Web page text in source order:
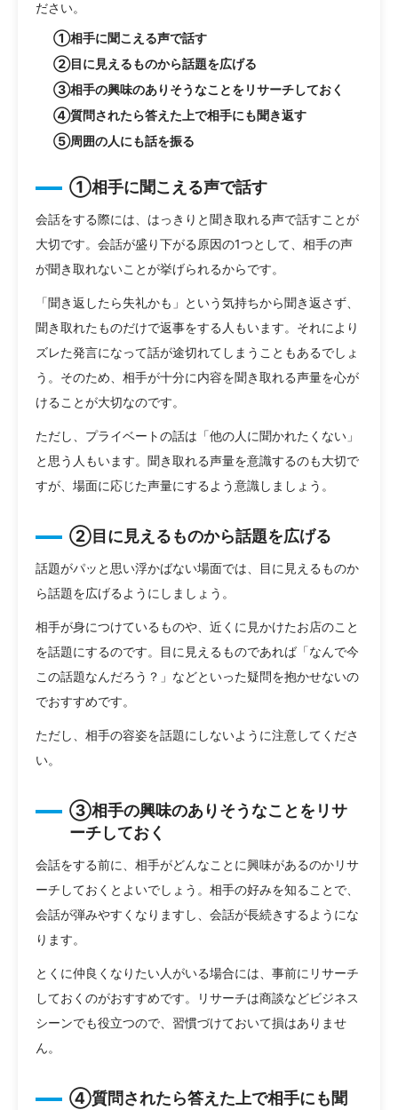
ださい。
①相手に聞こえる声で話す
②目に見えるものから話題を広げる
③相手の興味のありそうなことをリサーチしておく
④質問されたら答えた上で相手にも聞き返す
⑤周囲の人にも話を振る
①相手に聞こえる声で話す
会話をする際には、はっきりと聞き取れる声で話すことが
大切です。会話が盛り下がる原因の1つとして、相手の声
が聞き取れないことが挙げられるからです。
「聞き返したら失礼かも」という気持ちから聞き返さず、
聞き取れたものだけで返事をする人もいます。それにより
ズレた発言になって話が途切れてしまうこともあるでしょ
う。そのため、相手が十分に内容を聞き取れる声量を心が
けることが大切なのです。
ただし、プライベートの話は「他の人に聞かれたくない」
と思う人もいます。聞き取れる声量を意識するのも大切で
すが、場面に応じた声量にするよう意識しましょう。
②目に見えるものから話題を広げる
話題がパッと思い浮かばない場面では、目に見えるものか
ら話題を広げるようにしましょう。
相手が身につけているものや、近くに見かけたお店のこと
を話題にするのです。目に見えるものであれば「なんで今
この話題なんだろう？」などといった疑問を抱かせないの
でおすすめです。
ただし、相手の容姿を話題にしないように注意してくださ
い。
③相手の興味のありそうなことをリサ
ーチしておく
会話をする前に、相手がどんなことに興味があるのかリサ
ーチしておくとよいでしょう。相手の好みを知ることで、
会話が弾みやすくなりますし、会話が長続きするようにな
ります。
とくに仲良くなりたい人がいる場合には、事前にリサーチ
しておくのがおすすめです。リサーチは商談などビジネス
シーンでも役立つので、習慣づけておいて損はありませ
ん。
④質問されたら答えた上で相手にも聞